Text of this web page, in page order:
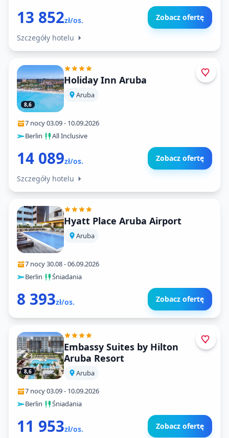
13 852zł/os. Zobacz ofertę
Szczegóły hotelu
8,6
Holiday Inn Aruba
Aruba
7 nocy·03.09- 10.09.2026
Berlin· All Inclusive
14 089zł/os. Zobacz ofertę
Szczegóły hotelu
Hyatt Place Aruba Airport
Aruba
7 nocy·30.08-06.09.2026
Berlin· Śniadania
8 393zł/os. Zobacz ofertę
8,6
Embassy Suites by Hilton
Aruba Resort
Aruba
7 nocy·03.09- 10.09.2026
Berlin· Śniadania
11 953zł/os. Zobacz ofertę